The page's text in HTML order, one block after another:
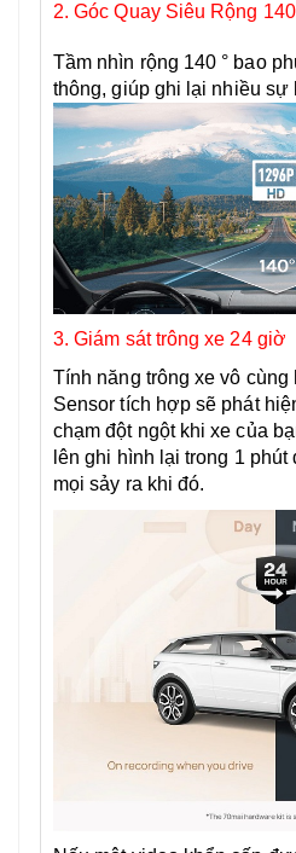
2. Góc Quay Siêu Rộng
Tầm nhìn rộng 140 ° bao
thông, giúp ghi lại nhiều
3. Giám sát trông xe 24 giờ
Tính năng trông xe vô
Sensor tích hợp sẽ phát
chạm đột ngột khi xe của
lên ghi hình lại trong 1
mọi sảy ra khi đó.